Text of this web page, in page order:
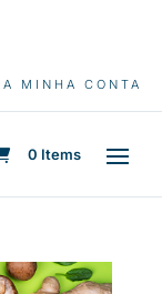
A MINHA CONTA
0 Items